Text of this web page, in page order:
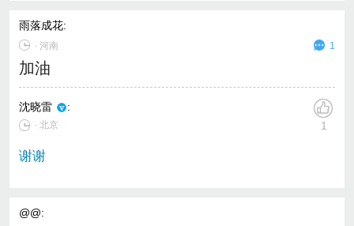
雨落成花:
∙河南 1
加油
沈晓雷 :
∙ 北京 1
谢谢
@@: